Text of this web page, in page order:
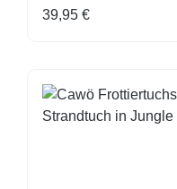
Regulärer Preis:
39,95 €